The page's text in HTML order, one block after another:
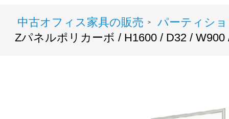
中古オフィス家具の販売 >
パーティシ
Zパネルポリカーボ / H1600 / D32 /